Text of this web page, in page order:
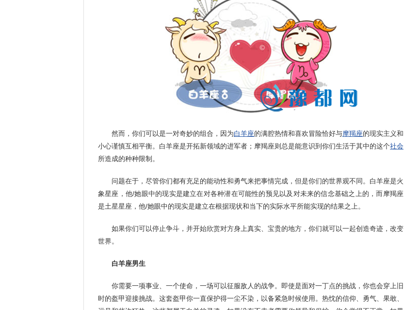
然而，你们可以是一对奇妙的组合，因为白羊座的满腔热情和喜欢冒险恰好与摩羯座的现实主义和
小心谨慎互相平衡。白羊座是开拓新领域的进军者；摩羯座则总是能意识到你们生活于其中的这个社会
所造成的种种限制。
问题在于，尽管你们都有充足的能动性和勇气来把事情完成，但是你们的世界观不同。白羊座是火
象星座，他/她眼中的现实是建立在对各种潜在可能性的预见以及对未来的信念基础之上的，而摩羯座
是土星星座，他/她眼中的现实是建立在根据现状和当下的实际水平所能实现的结果之上。
如果你们可以停止争斗，并开始欣赏对方身上真实、宝贵的地方，你们就可以一起创造奇迹，改变
世界。
白羊座男生
你需要一项事业、一个使命，一场可以征服敌人的战争。即使是面对一丁点的挑战，你也会穿上旧
时的盔甲迎接挑战。这套盔甲你一直保护得一尘不染，以备紧急时候使用。热忱的信仰、勇气、果敢、